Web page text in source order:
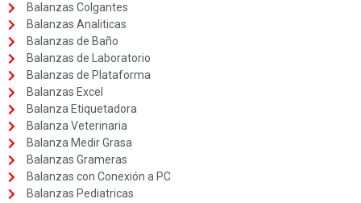
Balanzas Colgantes
Balanzas Analiticas
Balanzas de Baño
Balanzas de Laboratorio
Balanzas de Plataforma
Balanzas Excel
Balanza Etiquetadora
Balanza Veterinaria
Balanza Medir Grasa
Balanzas Grameras
Balanzas con Conexión a PC
Balanzas Pediatricas